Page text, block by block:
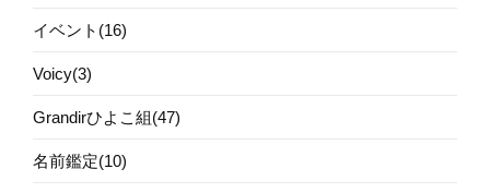
イベント(16)
Voicy(3)
Grandirひよこ組(47)
名前鑑定(10)